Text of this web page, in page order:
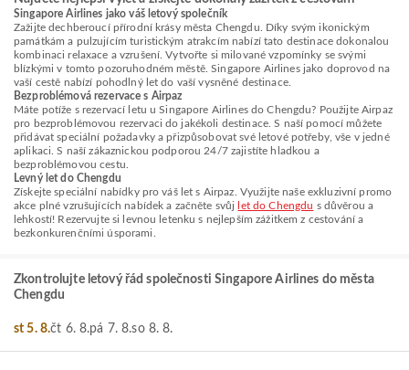
Singapore Airlines jako váš letový společník
Zažijte dechberoucí přírodní krásy města Chengdu. Díky svým ikonickým
památkám a pulzujícím turistickým atrakcím nabízí tato destinace dokonalou
kombinaci relaxace a vzrušení. Vytvořte si milované vzpomínky se svými
blízkými v tomto pozoruhodném městě. Singapore Airlines jako doprovod na
vaší cestě nabízí pohodlný let do vaší vysněné destinace.
Bezproblémová rezervace s Airpaz
Máte potíže s rezervací letu u Singapore Airlines do Chengdu? Použijte Airpaz
pro bezproblémovou rezervaci do jakékoli destinace. S naší pomocí můžete
přidávat speciální požadavky a přizpůsobovat své letové potřeby, vše v jedné
aplikaci. S naší zákaznickou podporou 24/7 zajistíte hladkou a
bezproblémovou cestu.
Levný let do Chengdu
Získejte speciální nabídky pro váš let s Airpaz. Využijte naše exkluzivní promo
akce plné vzrušujících nabídek a začněte svůj
let do Chengdu s důvěrou a
lehkostí! Rezervujte si levnou letenku s nejlepším zážitkem z cestování a
bezkonkurenčními úsporami.
Zkontrolujte letový řád společnosti Singapore Airlines do města
Chengdu
st 5. 8.čt 6. 8.pá 7. 8.so 8. 8.